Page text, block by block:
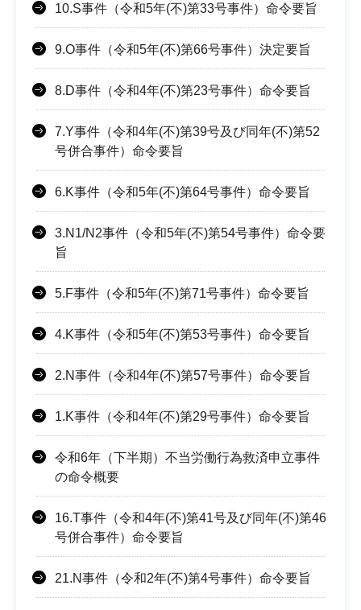
10.S事件（令和5年(不)第33号事件）命令要旨
9.O事件（令和5年(不)第66号事件）決定要旨
8.D事件（令和4年(不)第23号事件）命令要旨
7.Y事件（令和4年(不)第39号及び同年(不)第52
号併合事件）命令要旨
6.K事件（令和5年(不)第64号事件）命令要旨
3.N1/N2事件（令和5年(不)第54号事件）命令要
旨
5.F事件（令和5年(不)第71号事件）命令要旨
4.K事件（令和5年(不)第53号事件）命令要旨
2.N事件（令和4年(不)第57号事件）命令要旨
1.K事件（令和4年(不)第29号事件）命令要旨
令和6年（下半期）不当労働行為救済申立事件
の命令概要
16.T事件（令和4年(不)第41号及び同年(不)第46
号併合事件）命令要旨
21.N事件（令和2年(不)第4号事件）命令要旨